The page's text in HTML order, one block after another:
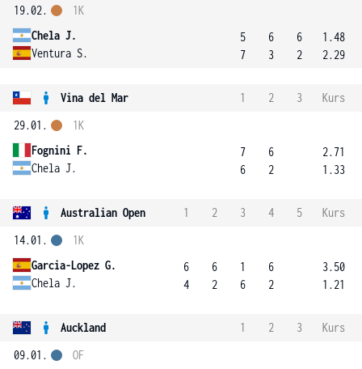
19.02.
Chela J.
Ventura S.
1K
5
7
6
3
6
2
1.48
2.29
Vina del Mar 1 2 3
Kurs
29.01.
Fognini F.
Chela J.
1K
7
6
6
2
2.71
1.33
Australian Open 1 2 3 4 5
Kurs
14.01.
Garcia-Lopez G.
Chela J.
1K
6
4
6
2
1
6
6
2
3.50
1.21
Auckland 1 2 3
Kurs
09.01.
OF